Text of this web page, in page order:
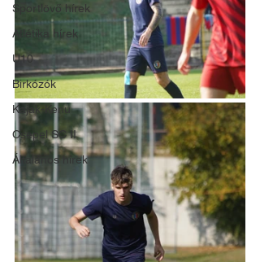
Sportlövő hírek
Atlétika hírek
U10
Birkózók
Kajak-Kenu
Csepel SC II
Általános hírek